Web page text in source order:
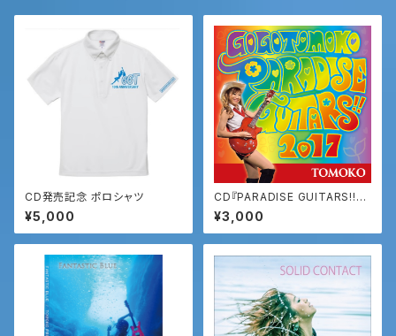
CD発売記念 ポロシャツ
¥5,000
CD『PARADISE GUITARS!!』
（パラダイスギター）
¥3,000